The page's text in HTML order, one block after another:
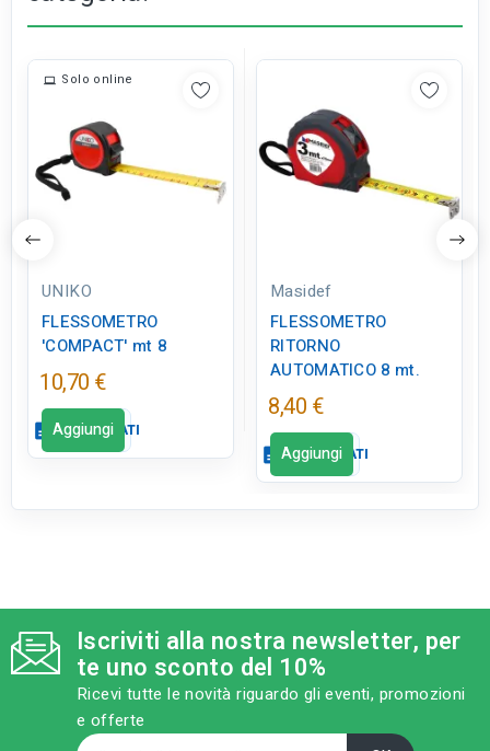
Solo online
UNIKO
FLESSOMETRO
'COMPACT' mt 8
10,70 €
descriptionSCHEDA DATI
Scheda dati close
category
MODELLO
mt 8
sell
CATEGORIA PRODOTTO
Strumenti di misura
Aggiungi
Masidef
FLESSOMETRO
RITORNO
AUTOMATICO 8 mt.
8,40 €
descriptionSCHEDA DATI
Ferramenta
tune RC LABEL
Disponibile in negozio
Aggiungi
Iscriviti alla nostra newsletter, per
te uno sconto del 10%
Ricevi tutte le novità riguardo gli eventi, promozioni
e offerte